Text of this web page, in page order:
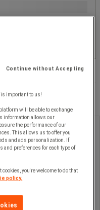
Professional Plus,
Continue without Accepting
important to us!
will be able to exchange
information allows our
the performance of our
This allows us to offer you
and ads personalization. If
and preferences for each type of
you're welcome to do that
policy.